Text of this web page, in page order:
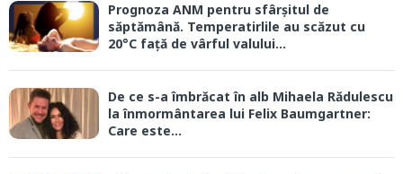
Prognoza ANM pentru sfârșitul de
săptămână. Temperatirlile au scăzut cu
20°C față de vârful valului...
De ce s-a îmbrăcat în alb Mihaela Rădulescu
la înmormântarea lui Felix Baumgartner:
Care este...